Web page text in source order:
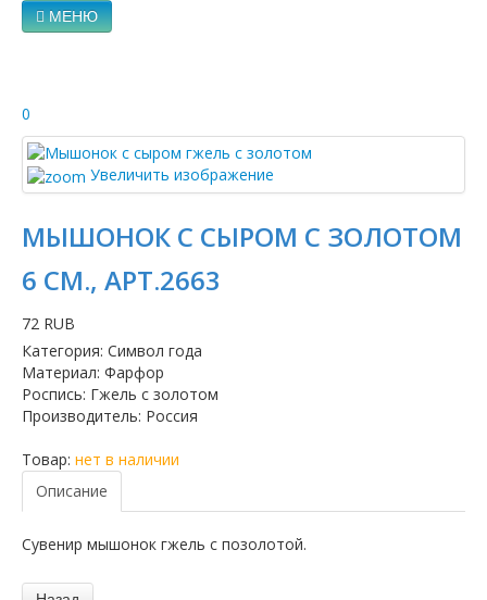
МЕНЮ
0
Увеличить изображение
МЫШОНОК С СЫРОМ С ЗОЛОТОМ
6 СМ., АРТ.2663
72 RUB
Категория: Символ года
Материал: Фарфор
Роспись: Гжель с золотом
Производитель: Россия
Товар: нет в наличии
Описание
Сувенир мышонок гжель с позолотой.